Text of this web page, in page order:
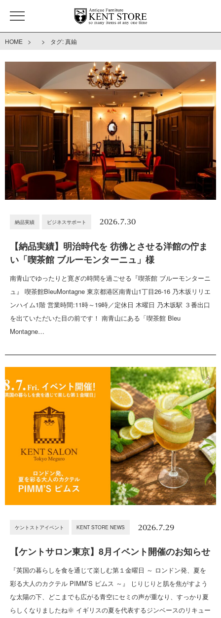
HOME > > タグ:真鍮
納品実績 ビジネスサポート 2026.7.30
【納品実績】明治時代を 彷彿とさせる洋館の佇ま
い「喫茶館 ブルーモンターニュ」様
南青山でゆったりと寛ぎの時間を過ごせる『喫茶館 ブルーモンターニ
ュ』 喫茶館BleuMontagne 東京都港区南青山1丁目26-16 乃木坂リリエ
ンハイム1階 営業時間:11時～19時／定休日 木曜日 乃木坂駅 ３番出口
を出ていただいた目の前です！ 南青山にある「喫茶館 Bleu
Montagne…
ケントストアイベント KENT STORE NEWS 2026.7.29
【ケントサロン東京】8月イベント開催のお知らせ
『英国の暮らしを食を通じて楽しむ第１金曜日 ～ ロンドン発、夏を
彩る大人のカクテル PIMM’S ピムス ～』 じりじりと肌を焦がすよう
な太陽の下、どこまでも広がる青空にセミの声が重なり、すっかり夏
らしくなりましたね🌞 イギリスの夏を代表するジンベースのリキュー